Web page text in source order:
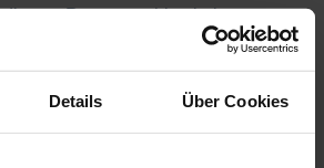
Details Über Cookies
Rettungsschirm bekommt
nach einer ersten Aufteilung.
Kreise und die NAH.SH GmbH
2020 Anträge zur Auszahlung der